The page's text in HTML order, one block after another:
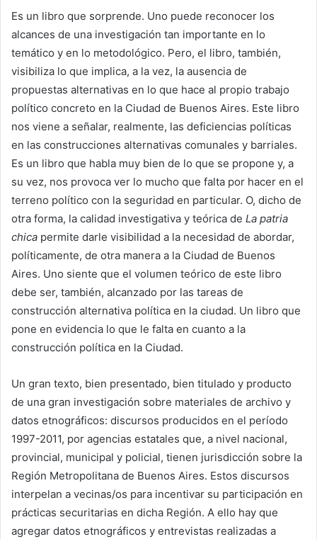
Es un libro que sorprende. Uno puede reconocer los
alcances de una investigación tan importante en lo
temático y en lo metodológico. Pero, el libro, también,
visibiliza lo que implica, a la vez, la ausencia de
propuestas alternativas en lo que hace al propio trabajo
político concreto en la Ciudad de Buenos Aires. Este libro
nos viene a señalar, realmente, las deficiencias políticas
en las construcciones alternativas comunales y barriales.
Es un libro que habla muy bien de lo que se propone y, a
su vez, nos provoca ver lo mucho que falta por hacer en el
terreno político con la seguridad en particular. O, dicho de
otra forma, la calidad investigativa y teórica de La patria
chica permite darle visibilidad a la necesidad de abordar,
políticamente, de otra manera a la Ciudad de Buenos
Aires. Uno siente que el volumen teórico de este libro
debe ser, también, alcanzado por las tareas de
construcción alternativa política en la ciudad. Un libro que
pone en evidencia lo que le falta en cuanto a la
construcción política en la Ciudad.
Un gran texto, bien presentado, bien titulado y producto
de una gran investigación sobre materiales de archivo y
datos etnográficos: discursos producidos en el período
1997-2011, por agencias estatales que, a nivel nacional,
provincial, municipal y policial, tienen jurisdicción sobre la
Región Metropolitana de Buenos Aires. Estos discursos
interpelan a vecinas/os para incentivar su participación en
prácticas securitarias en dicha Región. A ello hay que
agregar datos etnográficos y entrevistas realizadas a